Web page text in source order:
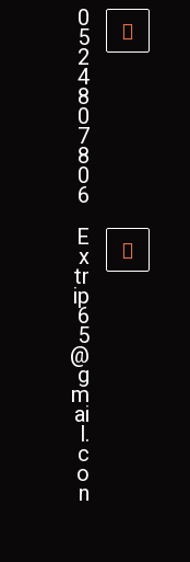
0
5
2
4
8
0
7
8
0
6
E
x
tr
ip
6
5
@
g
m
ai
l.
c
o
n